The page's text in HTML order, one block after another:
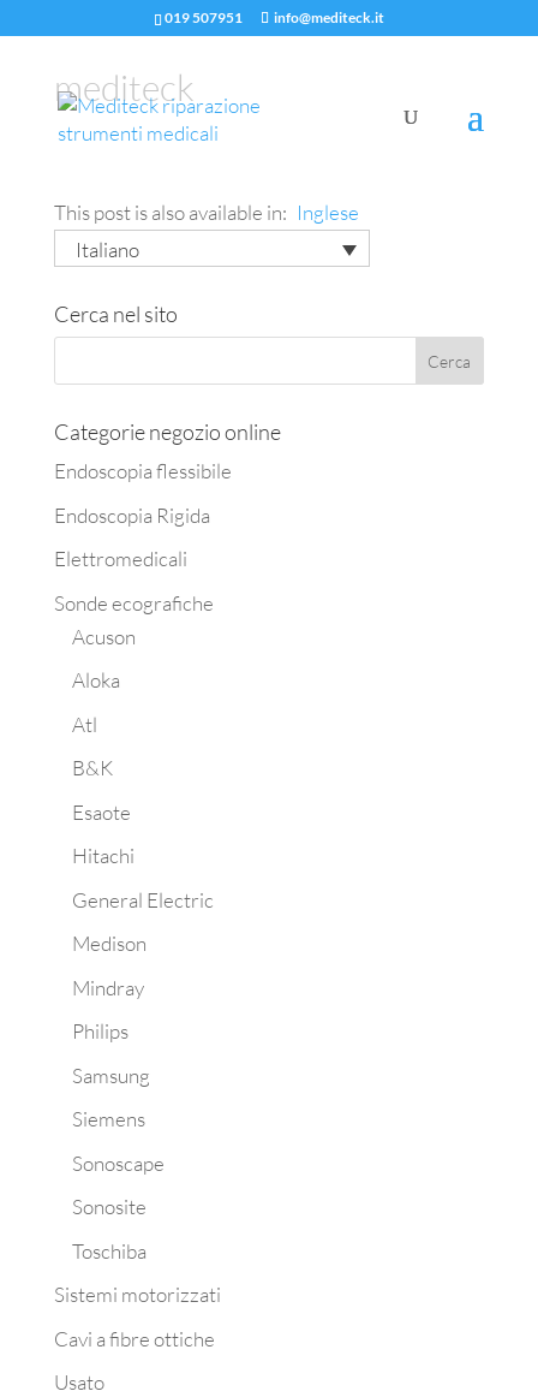
019 507951 info@mediteck.it
mediteck
This post is also available in: Inglese
Italiano
Cerca nel sito
Categorie negozio online
Endoscopia flessibile
Endoscopia Rigida
Elettromedicali
Sonde ecografiche
Acuson
Aloka
Atl
B&K
Esaote
Hitachi
General Electric
Medison
Mindray
Philips
Samsung
Siemens
Sonoscape
Sonosite
Toschiba
Sistemi motorizzati
Cavi a fibre ottiche
Usato